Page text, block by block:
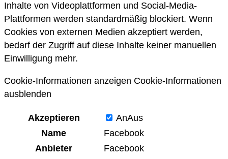
Inhalte von Videoplattformen und Social-Media-
Plattformen werden standardmäßig blockiert. Wenn
Cookies von externen Medien akzeptiert werden,
bedarf der Zugriff auf diese Inhalte keiner manuellen
Einwilligung mehr.
Cookie-Informationen anzeigen Cookie-Informationen
ausblenden
Akzeptieren AnAus
Name
Facebook
Anbieter
Facebook